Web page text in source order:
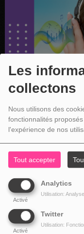
Les
collectons
Nous utilisons des
fonctionnalités
l'expérience de nos
Tout accepter
Analytics
Activé
Utilisation: Analyse
Twitter
Activé
Utilisation: